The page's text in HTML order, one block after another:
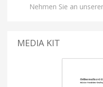
Nehmen Sie an
MEDIA KIT